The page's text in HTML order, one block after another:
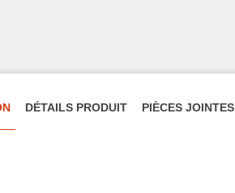
DÉTAILS PRODUIT PIÈCES JOINTES